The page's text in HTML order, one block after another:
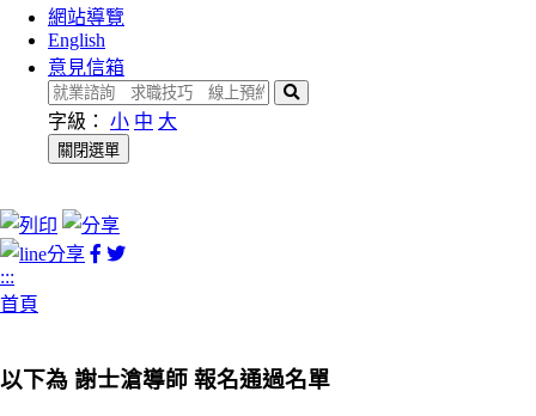
網站導覽
English
意見信箱
搜
字級： 小 中 大
關閉選單
facebook
twitter
:::
首頁
以下為 謝士滄導師 報名通過名單